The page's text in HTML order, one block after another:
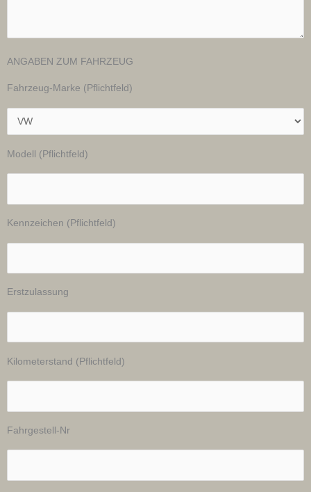
ANGABEN ZUM FAHRZEUG
Fahrzeug-Marke (Pflichtfeld)
Modell (Pflichtfeld)
Kennzeichen (Pflichtfeld)
Erstzulassung
Kilometerstand (Pflichtfeld)
Fahrgestell-Nr